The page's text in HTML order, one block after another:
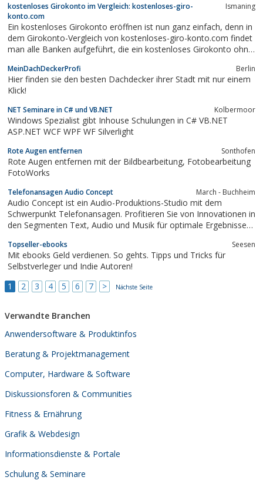
kostenloses Girokonto im Vergleich: kostenloses-giro-
konto.com
Ismaning
Ein kostenloses Girokonto eröffnen ist nun ganz einfach, denn in
dem Girokonto-Vergleich von kostenloses-giro-konto.com findet
man alle Banken aufgeführt, die ein kostenloses Girokonto ohne
Girokonten dargestellt und miteinander in einen direkten
Vergleich gesetzt....
MeinDachDeckerProfi Berlin
Hier finden sie den besten Dachdecker ihrer Stadt mit nur einem
Klick!
NET Seminare in C# und VB.NET Kolbermoor
Windows Spezialist gibt Inhouse Schulungen in C# VB.NET
ASP.NET WCF WPF WF Silverlight
Rote Augen entfernen Sonthofen
Rote Augen entfernen mit der Bildbearbeitung, Fotobearbeitung
FotoWorks
Telefonansagen Audio Concept March - Buchheim
Audio Concept ist ein Audio-Produktions-Studio mit dem
Schwerpunkt Telefonansagen. Profitieren Sie von Innovationen in
den Segmenten Text, Audio und Musik für optimale Ergebnisse
wir Ihnen helfen?
Topseller-ebooks Seesen
Mit ebooks Geld verdienen. So gehts. Tipps und Tricks für
Selbstverleger und Indie Autoren!
1
2 3 4 5 6 7 > Nächste Seite
Verwandte Branchen
Anwendersoftware & Produktinfos
Beratung & Projektmanagement
Computer, Hardware & Software
Diskussionsforen & Communities
Fitness & Ernährung
Grafik & Webdesign
Informationsdienste & Portale
Schulung & Seminare